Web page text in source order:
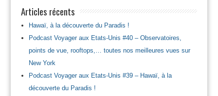
Articles récents
Hawaï, à la découverte du Paradis !
Podcast Voyager aux Etats-Unis #40 – Observatoires,
points de vue, rooftops,… toutes nos meilleures vues sur
New York
Podcast Voyager aux Etats-Unis #39 – Hawaï, à la
découverte du Paradis !